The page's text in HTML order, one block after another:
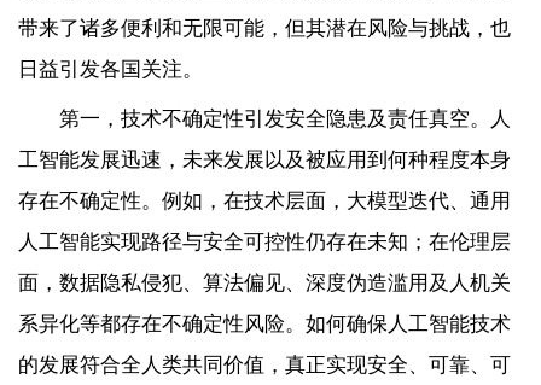
带来了诸多便利和无限可能，但其潜在风险与挑战，也
日益引发各国关注。
第一，技术不确定性引发安全隐患及责任真空。人
工智能发展迅速，未来发展以及被应用到何种程度本身
存在不确定性。例如，在技术层面，大模型迭代、通用
人工智能实现路径与安全可控性仍存在未知；在伦理层
面，数据隐私侵犯、算法偏见、深度伪造滥用及人机关
系异化等都存在不确定性风险。如何确保人工智能技术
的发展符合全人类共同价值，真正实现安全、可靠、可